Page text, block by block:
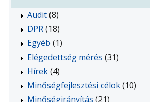
Audit(8)
DPR(18)
Egyéb (1)
Elégedettség mérés (31)
Hírek(4)
Minőségfejlesztési célok(10)
Minőségirányítás (21)